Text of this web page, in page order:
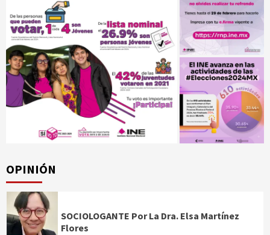
OPINIÓN
SOCIOLOGANTE Por La Dra. Elsa Martínez
Flores